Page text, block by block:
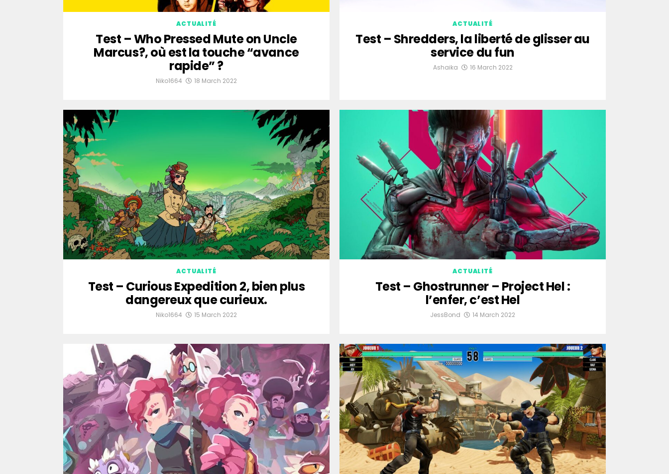
ACTUALITÉ
Test – Who Pressed Mute on Uncle
Marcus?, où est la touche “avance
rapide” ?
Niko1664 18 March 2022
ACTUALITÉ
Test – Shredders, la liberté de glisser au
service du fun
Ashaika 16 March 2022
ACTUALITÉ
Test – Curious Expedition 2, bien plus
dangereux que curieux.
Niko1664 15 March 2022
ACTUALITÉ
Test – Ghostrunner – Project Hel :
l’enfer, c’est Hel
JessBond 14 March 2022